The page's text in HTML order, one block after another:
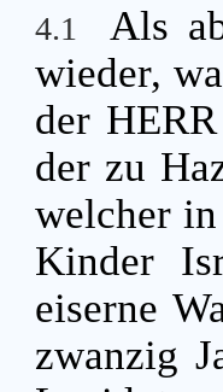
4.1
Als
wieder,
der
der zu
welcher
Kinder
eiserne
zwanzig